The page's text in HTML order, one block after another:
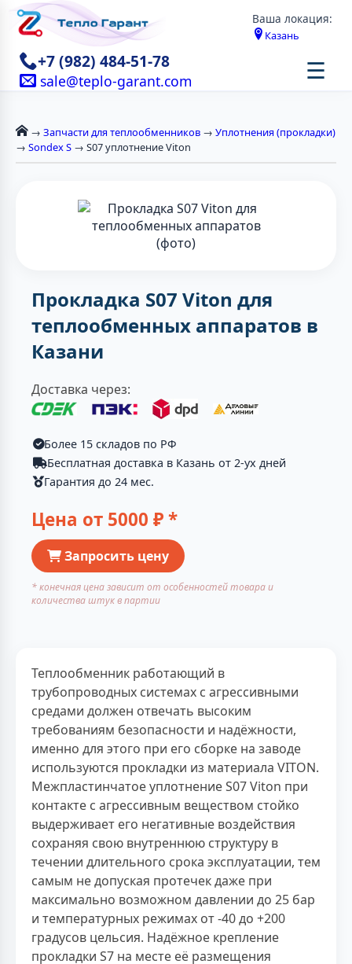
Ваша локация:
Казань
+7 (982) 484-51-78
sale@teplo-garant.com ☰
→ Запчасти для теплообменников → Уплотнения (прокладки)
→ Sondex S → S07 уплотнение Viton
Прокладка S07 Viton для
теплообменных аппаратов в
Казани
Доставка через:
Более 15 складов по РФ
Бесплатная доставка в Казань от 2-ух дней
Гарантия до 24 мес.
Цена от 5000 ₽ *
Запросить цену
* конечная цена зависит от особенностей товара и
количества штук в партии
Теплообменник работающий в
трубопроводных системах с агрессивными
средами должен отвечать высоким
требованиям безопасности и надёжности,
именно для этого при его сборке на заводе
используются прокладки из материала VITON.
Межпластинчатое уплотнение S07 Viton при
контакте с агрессивным веществом стойко
выдерживает его негативные воздействия
сохраняя свою внутреннюю структуру в
течении длительного срока эксплуатации, тем
самым не допуская протечек даже при
максимально возможном давлении до 25 бар
и температурных режимах от -40 до +200
градусов цельсия. Надёжное крепление
прокладки S7 на месте её размещения